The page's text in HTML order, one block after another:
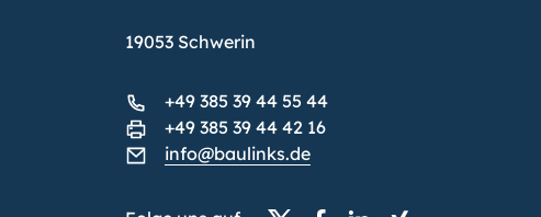
19053 Schwerin
+49 385 39 44 55 44
+49 385 39 44 42 16
info@baulinks.de